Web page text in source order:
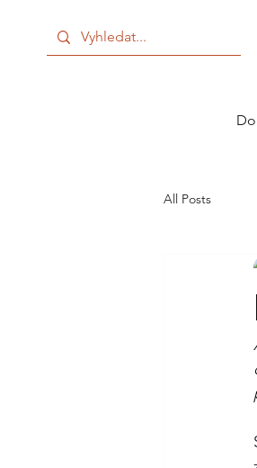
All Posts